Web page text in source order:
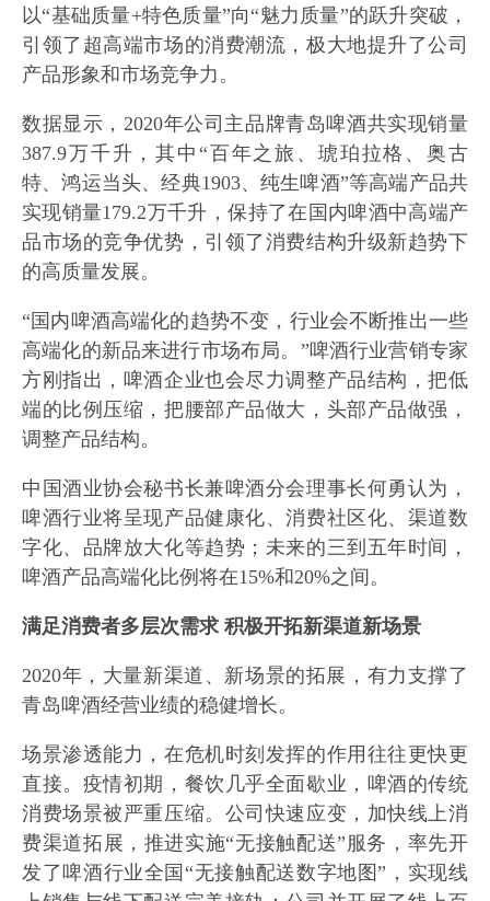
以“基础质量+特色质量”向“魅力质量”的跃升突破，
引领了超高端市场的消费潮流，极大地提升了公司
产品形象和市场竞争力。
数据显示，2020年公司主品牌青岛啤酒共实现销量
387.9万千升，其中“百年之旅、琥珀拉格、奥古
特、鸿运当头、经典1903、纯生啤酒”等高端产品共
实现销量179.2万千升，保持了在国内啤酒中高端产
品市场的竞争优势，引领了消费结构升级新趋势下
的高质量发展。
“国内啤酒高端化的趋势不变，行业会不断推出一些
高端化的新品来进行市场布局。”啤酒行业营销专家
方刚指出，啤酒企业也会尽力调整产品结构，把低
端的比例压缩，把腰部产品做大，头部产品做强，
调整产品结构。
中国酒业协会秘书长兼啤酒分会理事长何勇认为，
啤酒行业将呈现产品健康化、消费社区化、渠道数
字化、品牌放大化等趋势；未来的三到五年时间，
啤酒产品高端化比例将在15%和20%之间。
满足消费者多层次需求 积极开拓新渠道新场景
2020年，大量新渠道、新场景的拓展，有力支撑了
青岛啤酒经营业绩的稳健增长。
场景渗透能力，在危机时刻发挥的作用往往更快更
直接。疫情初期，餐饮几乎全面歇业，啤酒的传统
消费场景被严重压缩。公司快速应变，加快线上消
费渠道拓展，推进实施“无接触配送”服务，率先开
发了啤酒行业全国“无接触配送数字地图”，实现线